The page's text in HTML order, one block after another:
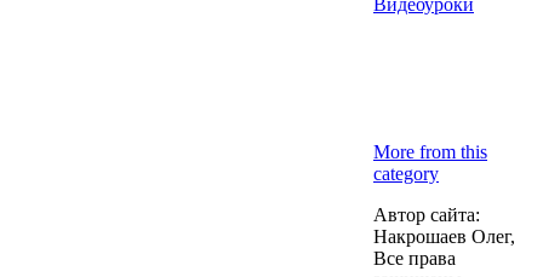
Видеоуроки
More from this
category
Автор сайта:
Накрошаев Олег,
Все права